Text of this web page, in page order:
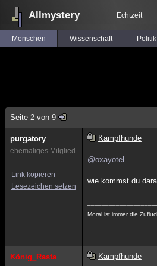
Allmystery Echtzeit
Menschen Wissenschaft Politik
Seite 2 von 9
purgatory
ehemaliges Mitglied
Link kopieren
Lesezeichen setzen
Kampfhunde
@oxayotel
wie kommst du
Moral ist immer die
König_Rasta Kampfhunde